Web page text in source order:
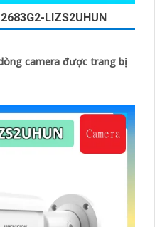
LIZS2UHUN
camera được trang bị